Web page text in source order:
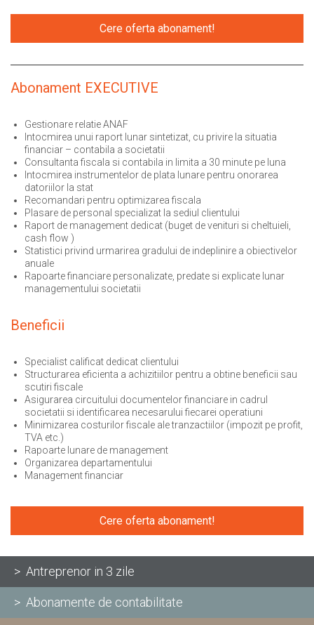
Cere oferta abonament!
Abonament EXECUTIVE
Gestionare relatie ANAF
Intocmirea unui raport lunar sintetizat, cu privire la situatia
financiar – contabila a societatii
Consultanta fiscala si contabila in limita a 30 minute pe luna
Intocmirea instrumentelor de plata lunare pentru onorarea
datoriilor la stat
Recomandari pentru optimizarea fiscala
Plasare de personal specializat la sediul clientului
Raport de management dedicat (buget de venituri si cheltuieli,
cash flow )
Statistici privind urmarirea gradului de indeplinire a obiectivelor
anuale
Rapoarte financiare personalizate, predate si explicate lunar
managementului societatii
Beneficii
Specialist calificat dedicat clientului
Structurarea eficienta a achizitiilor pentru a obtine beneficii sau
scutiri fiscale
Asigurarea circuitului documentelor financiare in cadrul
societatii si identificarea necesarului fiecarei operatiuni
Minimizarea costurilor fiscale ale tranzactiilor (impozit pe profit,
TVA etc.)
Rapoarte lunare de management
Organizarea departamentului
Management financiar
Cere oferta abonament!
> Antreprenor in 3 zile
> Abonamente de contabilitate